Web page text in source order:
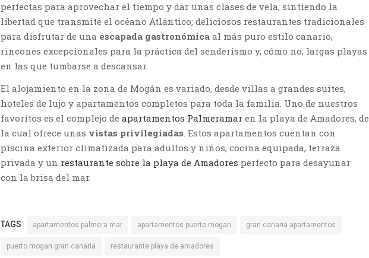
perfectas para aprovechar el tiempo y dar unas clases de vela, sintiendo la
libertad que transmite el océano Atlántico; deliciosos restaurantes tradicionales
para disfrutar de una escapada gastronómica al más puro estilo canario,
rincones excepcionales para la práctica del senderismo y, cómo no, largas playas
en las que tumbarse a descansar.
El alojamiento en la zona de Mogán es variado, desde villas a grandes suites,
hoteles de lujo y apartamentos completos para toda la familia. Uno de nuestros
favoritos es el complejo de apartamentos Palmeramar en la playa de Amadores, de
la cual ofrece unas vistas privilegiadas . Estos apartamentos cuentan con
piscina exterior climatizada para adultos y niños, cocina equipada, terraza
privada y un restaurante sobre la playa de Amadores perfecto para desayunar
con la brisa del mar.
TAGS apartamentos palmera mar apartamentos puerto mogan gran canaria apartamentos
puerto mogan gran canaria restaurante playa de amadores